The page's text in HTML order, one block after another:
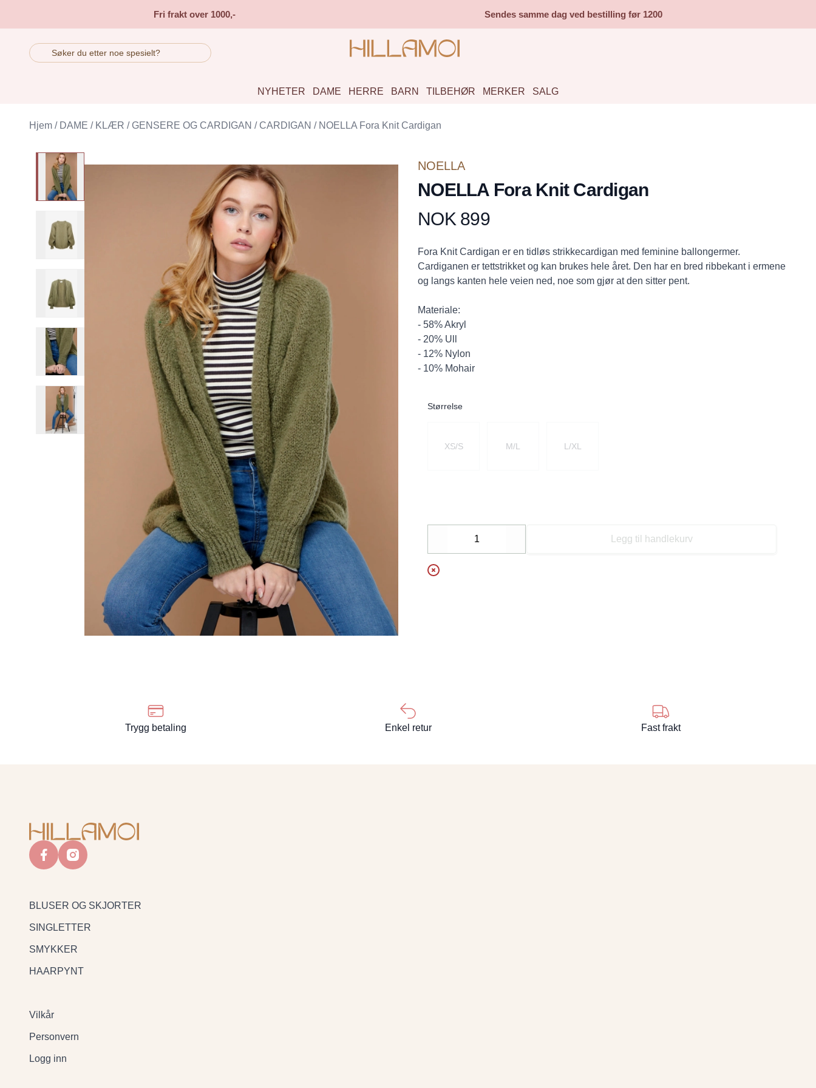
Fri frakt over 1000,- Sendes samme dag ved bestilling før 1200
NYHETER DAME HERRE BARN TILBEHØR MERKER SALG
Hjem / DAME / KLÆR / GENSERE OG CARDIGAN / CARDIGAN / NOELLA Fora Knit Cardigan
NOELLA
NOELLA Fora Knit Cardigan
Produktdetaljer
NOK 899
Description
Fora Knit Cardigan er en tidløs strikkecardigan med feminine ballongermer.
Cardiganen er tettstrikket og kan brukes hele året. Den har en bred ribbekant i ermene
og langs kanten hele veien ned, noe som gjør at den sitter pent.
Materiale:
- 58% Akryl
- 20% Ull
- 12% Nylon
- 10% Mohair
Størrelse
XS/S M/L L/XL
Decrease
Legg til handlekurv
Trygg betaling Enkel retur Fast frakt
facebookinstagram
BLUSER OG SKJORTER
SINGLETTER
SMYKKER
HAARPYNT
Vilkår
Personvern
Logg inn